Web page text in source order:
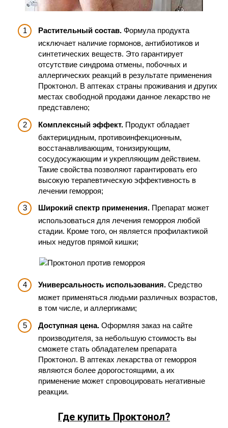
Растительный состав. Формула продукта
исключает наличие гормонов, антибиотиков и
синтетических веществ. Это гарантирует
отсутствие синдрома отмены, побочных и
аллергических реакций в результате применения
Проктонол. В аптеках страны проживания и других
местах свободной продажи данное лекарство не
представлено;
Комплексный эффект. Продукт обладает
бактерицидным, противоинфекционным,
восстанавливающим, тонизирующим,
сосудосужающим и укрепляющим действием.
Такие свойства позволяют гарантировать его
высокую терапевтическую эффективность в
лечении геморроя;
Широкий спектр применения. Препарат может
использоваться для лечения геморроя любой
стадии. Кроме того, он является профилактикой
иных недугов прямой кишки;
Универсальность использования. Средство
может применяться людьми различных возрастов,
в том числе, и аллергиками;
Доступная цена. Оформляя заказ на сайте
производителя, за небольшую стоимость вы
сможете стать обладателем препарата
Проктонол. В аптеках лекарства от геморроя
являются более дорогостоящими, а их
применение может спровоцировать негативные
реакции.
Где купить Проктонол?